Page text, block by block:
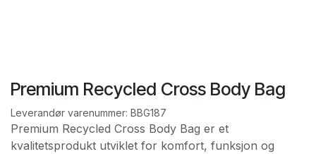
Premium Recycled Cross Body Bag
Leverandør varenummer: BBG187
Premium Recycled Cross Body Bag er et
kvalitetsprodukt utviklet for komfort, funksjon og